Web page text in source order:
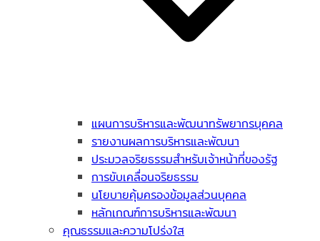
แผนการบริหารและพัฒนาทรัพยากรบุคคล
รายงานผลการบริหารและพัฒนา
ประมวลจริยธรรมสำหรับเจ้าหน้าที่ของรัฐ
การขับเคลื่อนจริยธรรม
นโยบายคุ้มครองข้อมูลส่วนบุคคล
หลักเกณฑ์การบริหารและพัฒนา
คุณธรรมและความโปร่งใส